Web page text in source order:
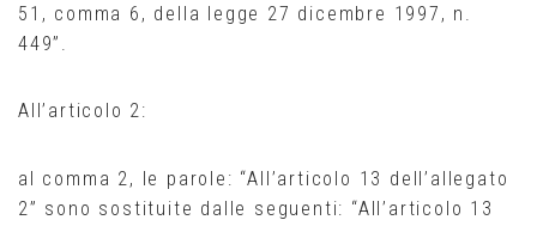
51, comma 6, della legge 27 dicembre 1997, n.
449”.
All’articolo 2:
al comma 2, le parole: “All’articolo 13 dell’allegato
2” sono sostituite dalle seguenti: “All’articolo 13